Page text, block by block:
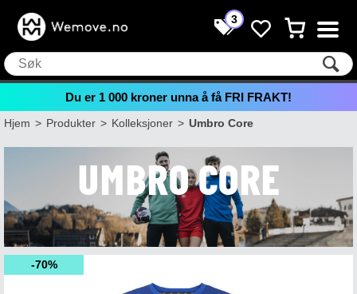
3
Du er 1 000 kroner unna å få FRI FRAKT!
Hjem>Produkter>Kolleksjoner>Umbro Core
UMBRO CORE
70%